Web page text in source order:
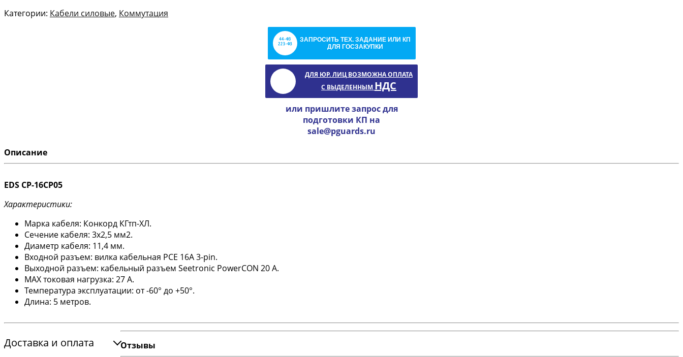
Категории: Кабели силовые, Коммутация
ЗАПРОСИТЬ ТЕХ. ЗАДАНИЕ ИЛИ КП
ДЛЯ ГОСЗАКУПКИ
ДЛЯ ЮР. ЛИЦ ВОЗМОЖНА ОПЛАТА
С ВЫДЕЛЕННЫМ НДС
или пришлите запрос для
подготовки КП на
sale@pguards.ru
Описание
EDS CP-16CP05
Характеристики:
Марка кабеля: Конкорд КГтп-ХЛ.
Сечение кабеля: 3х2,5 мм2.
Диаметр кабеля: 11,4 мм.
Входной разъем: вилка кабельная PCE 16A 3-pin.
Выходной разъем: кабельный разъем Seetronic PowerCON 20 А.
MAX токовая нагрузка: 27 А.
Температура эксплуатации: от -60° до +50°.
Длина: 5 метров.
Доставка и оплата Отзывы